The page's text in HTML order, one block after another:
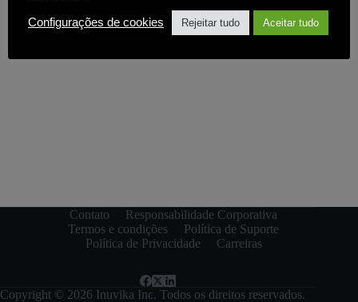
Contato
Responsabilidade Corporativa
Termos e condições
Política de Suporte
Política de Privacidade
Carreiras
Copyright © 2026 Inuvika Inc. Todos os direitos reservados.
Configurações de cookies Rejeitar tudo Aceitar tudo